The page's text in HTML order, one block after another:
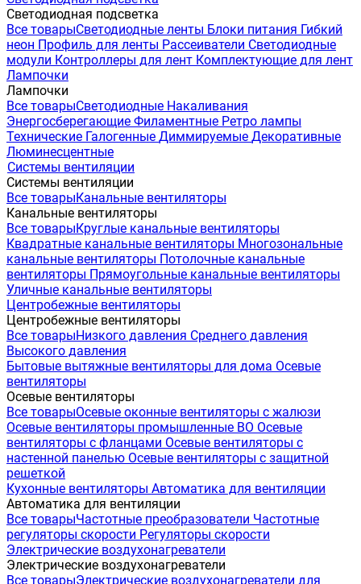
Светодиодная подсветка
Все товарыСветодиодные ленты Блоки питания Гибкий
неон Профиль для ленты Рассеиватели Светодиодные
модули Контроллеры для лент Комплектующие для лент
Лампочки
Лампочки
Все товарыСветодиодные Накаливания
Энергосберегающие Филаментные Ретро лампы
Технические Галогенные Диммируемые Декоративные
Люминесцентные
Системы вентиляции
Системы вентиляции
Все товарыКанальные вентиляторы
Канальные вентиляторы
Все товарыКруглые канальные вентиляторы
Квадратные канальные вентиляторы Многозональные
канальные вентиляторы Потолочные канальные
вентиляторы Прямоугольные канальные вентиляторы
Уличные канальные вентиляторы
Центробежные вентиляторы
Центробежные вентиляторы
Все товарыНизкого давления Среднего давления
Высокого давления
Бытовые вытяжные вентиляторы для дома Осевые
вентиляторы
Осевые вентиляторы
Все товарыОсевые оконные вентиляторы с жалюзи
Осевые вентиляторы промышленные ВО Осевые
вентиляторы с фланцами Осевые вентиляторы с
настенной панелью Осевые вентиляторы с защитной
решеткой
Кухонные вентиляторы Автоматика для вентиляции
Автоматика для вентиляции
Все товарыЧастотные преобразователи Частотные
регуляторы скорости Регуляторы скорости
Электрические воздухонагреватели
Электрические воздухонагреватели
Все товарыЭлектрические воздухонагреватели для